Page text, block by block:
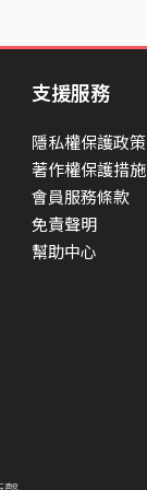
支援服務
隱私權保護政策
著作權保護措施
會員服務條款
免責聲明
幫助中心